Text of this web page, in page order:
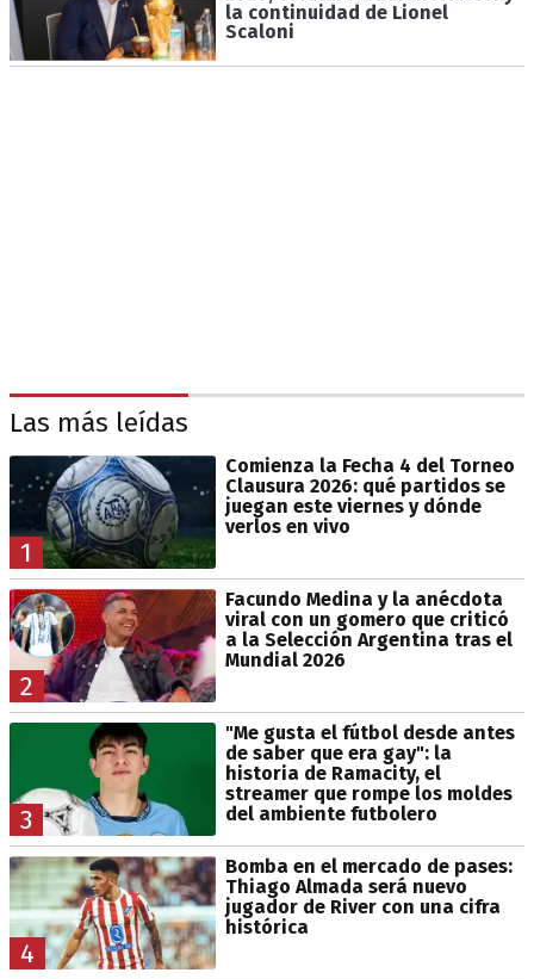
la continuidad de Lionel
Scaloni
Las más leídas
1
Comienza la Fecha 4 del Torneo
Clausura 2026: qué partidos se
juegan este viernes y dónde
verlos en vivo
2
Facundo Medina y la anécdota
viral con un gomero que criticó
a la Selección Argentina tras el
Mundial 2026
3
"Me gusta el fútbol desde antes
de saber que era gay": la
historia de Ramacity, el
streamer que rompe los moldes
del ambiente futbolero
4
Bomba en el mercado de pases:
Thiago Almada será nuevo
jugador de River con una cifra
histórica